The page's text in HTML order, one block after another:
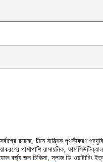
রয়েছে, চীনে যান্ত্রিক পৃথকীকরণ
পাশাপাশি রাসায়নিক,
বর্জ্য জল চিকিত্সা, স্লাজ ডি ওয়াটারিং